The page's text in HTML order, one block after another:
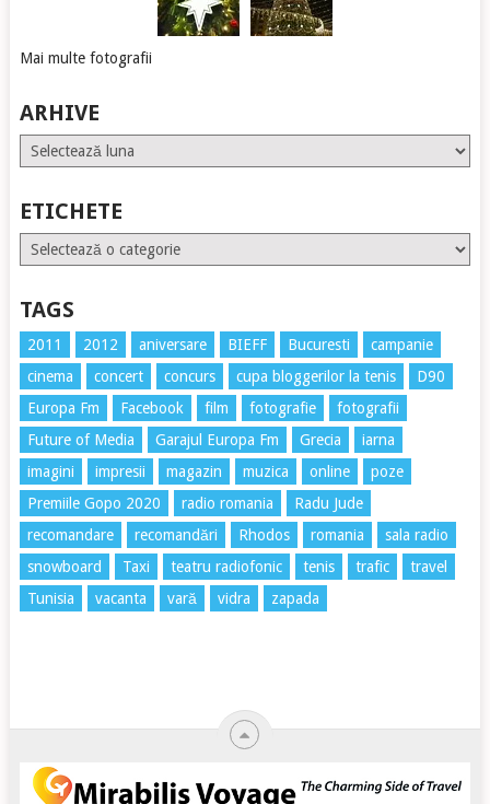
Mai multe fotografii
ARHIVE
Arhive
ETICHETE
Etichete
TAGS
2011 2012 aniversare BIEFF Bucuresti
campanie
cinema
concert concurs cupa bloggerilor la tenis
D90
Europa Fm
Facebook film fotografie
fotografii
Future of Media
Garajul Europa Fm Grecia
iarna
imagini
impresii magazin muzica online
poze
Premiile Gopo 2020
radio romania
Radu Jude
recomandare
recomandări Rhodos romania
sala radio
snowboard
Taxi teatru radiofonic tenis trafic
travel
Tunisia
vacanta vară vidra zapada